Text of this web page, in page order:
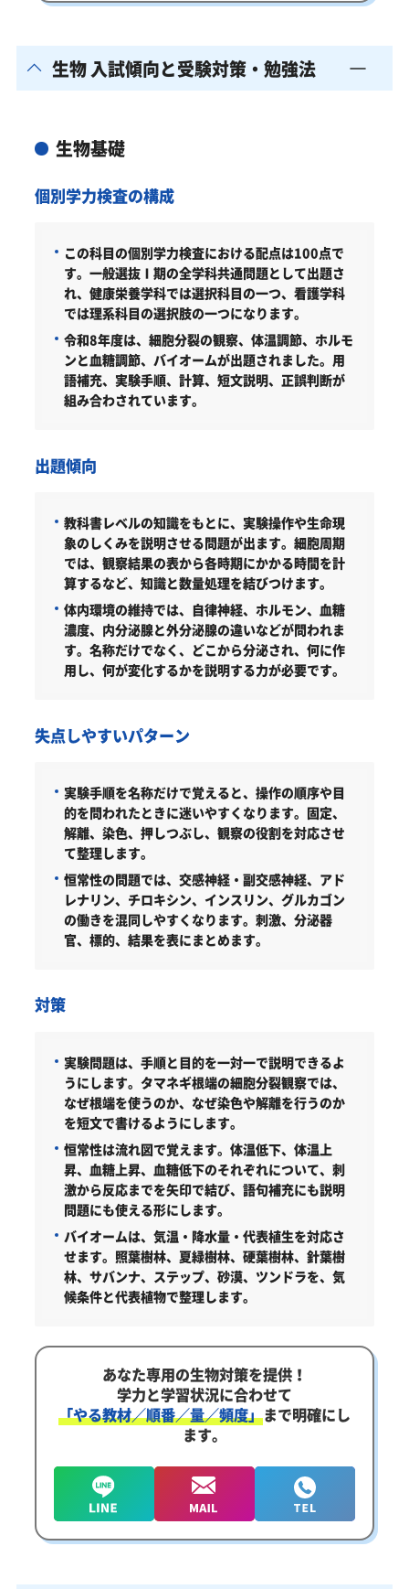
生物 入試傾向と受験対策・勉強法
生物基礎
個別学力検査の構成
この科目の個別学力検査における配点は100点で
す。一般選抜Ⅰ期の全学科共通問題として出題さ
れ、健康栄養学科では選択科目の一つ、看護学科
では理系科目の選択肢の一つになります。
令和8年度は、細胞分裂の観察、体温調節、ホルモ
ンと血糖調節、バイオームが出題されました。用
語補充、実験手順、計算、短文説明、正誤判断が
組み合わされています。
出題傾向
教科書レベルの知識をもとに、実験操作や生命現
象のしくみを説明させる問題が出ます。細胞周期
では、観察結果の表から各時期にかかる時間を計
算するなど、知識と数量処理を結びつけます。
体内環境の維持では、自律神経、ホルモン、血糖
濃度、内分泌腺と外分泌腺の違いなどが問われま
す。名称だけでなく、どこから分泌され、何に作
用し、何が変化するかを説明する力が必要です。
失点しやすいパターン
実験手順を名称だけで覚えると、操作の順序や目
的を問われたときに迷いやすくなります。固定、
解離、染色、押しつぶし、観察の役割を対応させ
て整理します。
恒常性の問題では、交感神経・副交感神経、アド
レナリン、チロキシン、インスリン、グルカゴン
の働きを混同しやすくなります。刺激、分泌器
官、標的、結果を表にまとめます。
対策
実験問題は、手順と目的を一対一で説明できるよ
うにします。 タマネギ根端の細胞分裂観察では、
なぜ根端を使うのか、なぜ染色や解離を行うのか
を短文で書けるようにします。
恒常性は流れ図で覚えます。 体温低下、体温上
昇、血糖上昇、血糖低下のそれぞれについて、刺
激から反応までを矢印で結び、語句補充にも説明
問題にも使える形にします。
バイオームは、気温・降水量・代表植生を対応さ
せます。 照葉樹林、夏緑樹林、硬葉樹林、針葉樹
林、サバンナ、ステップ、砂漠、ツンドラを、気
候条件と代表植物で整理します。
あなた専用の生物対策を提供！
学力と学習状況に合わせて
「やる教材／順番／量／頻度」まで明確にし
ます。